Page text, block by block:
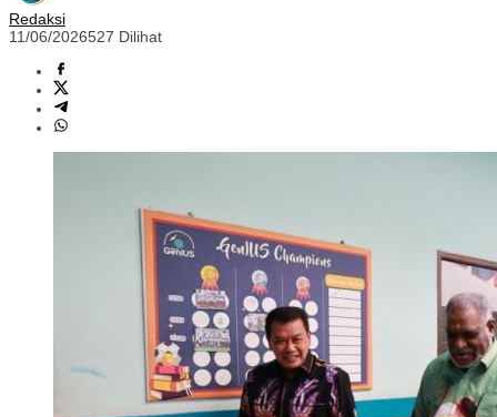
Redaksi
11/06/2026527 Dilihat